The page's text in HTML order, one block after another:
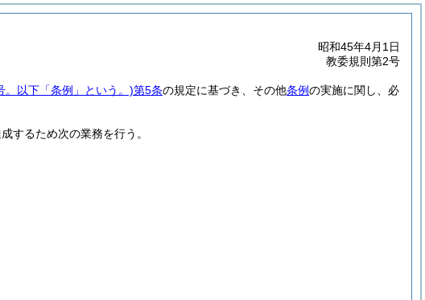
昭和45年4月1日
教委規則第2号
。以下「条例」という。)第5条の規定に基づき、その他条例の実施に関し、必
するため次の業務を行う。